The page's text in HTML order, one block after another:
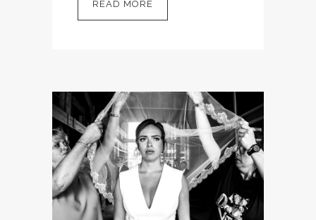
READ MORE